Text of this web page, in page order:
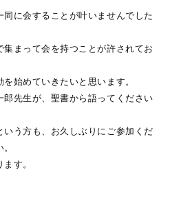
に会することが叶いませんでした
まって会を持つことが許されてお
始めていきたいと思います。
先生が、聖書から語ってください
う方も、お久しぶりにご参加くだ
す。